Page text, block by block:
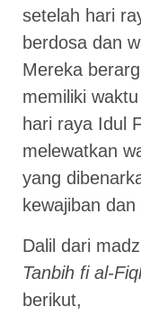
setelah hari
berdosa dan
Mereka
memiliki
hari raya Idul
melewatkan
yang
kewajiban
Dalil dari
Tanbih fi al-
berikut,